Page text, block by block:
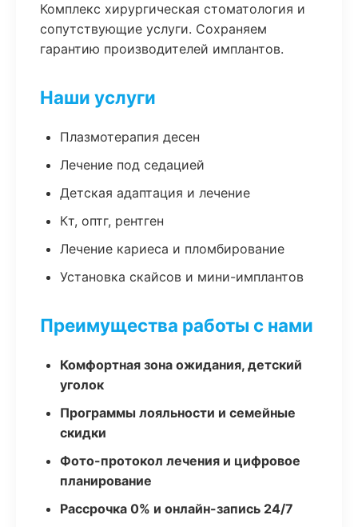
Комплекс хирургическая стоматология и
сопутствующие услуги. Сохраняем
гарантию производителей имплантов.
Наши услуги
Плазмотерапия десен
Лечение под седацией
Детская адаптация и лечение
Кт, оптг, рентген
Лечение кариеса и пломбирование
Установка скайсов и мини-имплантов
Преимущества работы с нами
Комфортная зона ожидания, детский
уголок
Программы лояльности и семейные
скидки
Фото-протокол лечения и цифровое
планирование
Рассрочка 0% и онлайн-запись 24/7